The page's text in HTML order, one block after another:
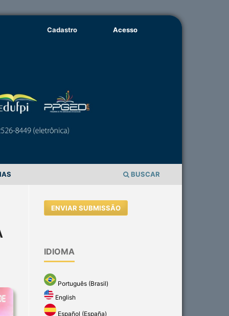
BUSCAR
Cadastro Acesso
ENVIAR SUBMISSÃO
IDIOMA
Português (Brasil)
English
Español (España)